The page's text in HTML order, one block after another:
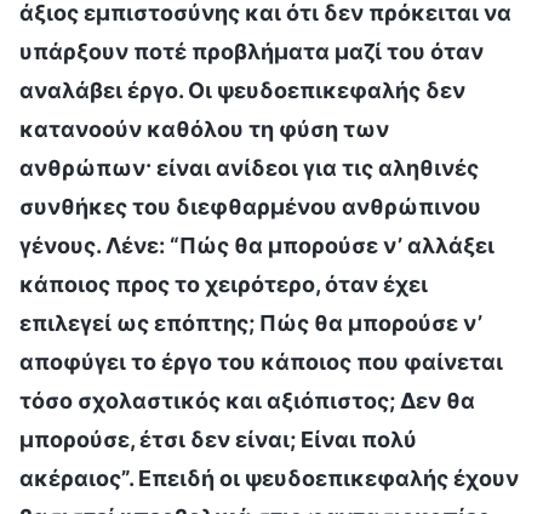
άξιος εμπιστοσύνης και ότι δεν πρόκειται να
υπάρξουν ποτέ προβλήματα μαζί του όταν
αναλάβει έργο. Οι ψευδοεπικεφαλής δεν
κατανοούν καθόλου τη φύση των
ανθρώπων· είναι ανίδεοι για τις αληθινές
συνθήκες του διεφθαρμένου ανθρώπινου
γένους. Λένε: “Πώς θα μπορούσε ν’ αλλάξει
κάποιος προς το χειρότερο, όταν έχει
επιλεγεί ως επόπτης; Πώς θα μπορούσε ν’
αποφύγει το έργο του κάποιος που φαίνεται
τόσο σχολαστικός και αξιόπιστος; Δεν θα
μπορούσε, έτσι δεν είναι; Είναι πολύ
ακέραιος”. Επειδή οι ψευδοεπικεφαλής έχουν